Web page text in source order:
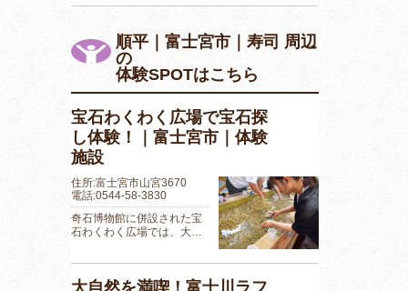
順平｜富士宮市｜寿司 周辺
の
体験SPOTはこちら
宝石わくわく広場で宝石探
し体験！｜富士宮市｜体験
施設
住所:富士宮市山宮3670
電話:0544-58-3830
奇石博物館に併設された宝
石わくわく広場では、大…
大自然を満喫！富士川ラフ